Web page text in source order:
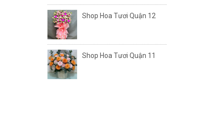
Shop Hoa Tươi Quận 12
Shop Hoa Tươi Quận 11